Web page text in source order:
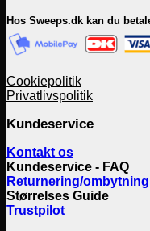
Hos Sweeps.dk kan du
Cookiepolitik
Privatlivspolitik
Kundeservice
Kontakt os
Kundeservice - FAQ
Returnering/ombytning
Størrelses Guide
Trustpilot